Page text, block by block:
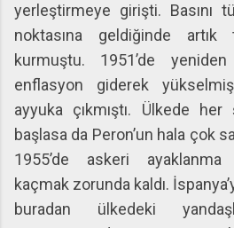
yerleştirmeye girişti. Basını
noktasına geldiğinde
kurmuştu. 1951’de
enflasyon giderek
ayyuka çıkmıştı. Ülkede
başlasa da Peron’un hala çok
1955’de askeri ayaklanma
kaçmak zorunda kaldı.
buradan ülkedeki